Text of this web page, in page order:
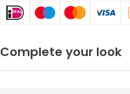
Complete your look